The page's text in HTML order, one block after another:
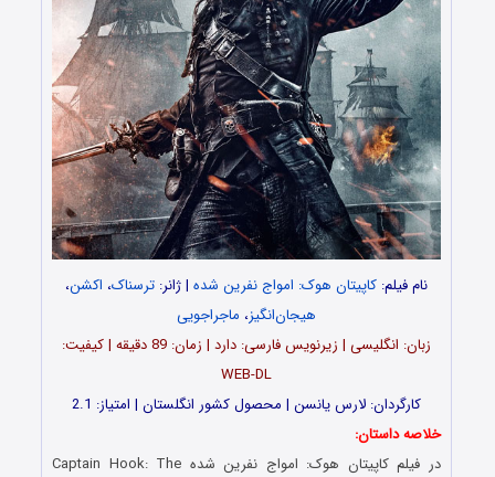
نام فیلم: کاپیتان هوک: امواج نفرین شده | ژانر: ترسناک، اکشن،
هیجان‌انگیز، ماجراجویی
زبان: انگلیسی | زیرنویس فارسی: دارد | زمان: 89 دقیقه | کیفیت:
WEB-DL
کارگردان: لارس یانسن | محصول کشور انگلستان | امتیاز: 2.1
خلاصه داستان:
در فیلم کاپیتان هوک: امواج نفرین شده Captain Hook: The